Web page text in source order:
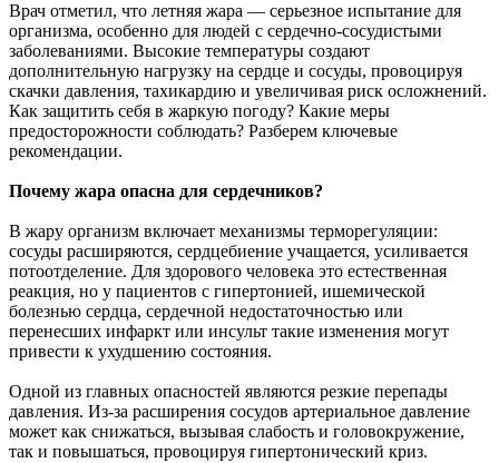
Врач отметил, что летняя жара — серьезное испытание для
организма, особенно для людей с сердечно-сосудистыми
заболеваниями. Высокие температуры создают
дополнительную нагрузку на сердце и сосуды, провоцируя
скачки давления, тахикардию и увеличивая риск осложнений.
Как защитить себя в жаркую погоду? Какие меры
предосторожности соблюдать? Разберем ключевые
рекомендации.
Почему жара опасна для сердечников?
В жару организм включает механизмы терморегуляции:
сосуды расширяются, сердцебиение учащается, усиливается
потоотделение. Для здорового человека это естественная
реакция, но у пациентов с гипертонией, ишемической
болезнью сердца, сердечной недостаточностью или
перенесших инфаркт или инсульт такие изменения могут
привести к ухудшению состояния.
Одной из главных опасностей являются резкие перепады
давления. Из-за расширения сосудов артериальное давление
может как снижаться, вызывая слабость и головокружение,
так и повышаться, провоцируя гипертонический криз.